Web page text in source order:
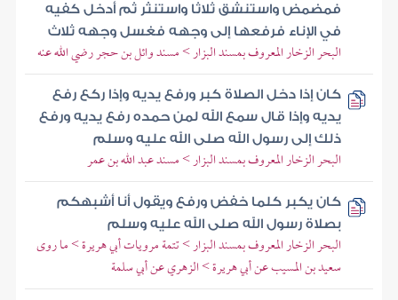
فمضمض واستنشق ثلاثا واستنثر ثم أدخل كفيه
في الإناء فرفعها إلى وجهه فغسل وجهه ثلاث
البحر الزخار المعروف بمسند البزار > مسند وائل بن حجر رضي الله عنه
كان إذا دخل الصلاة كبر ورفع يديه وإذا ركع رفع
يديه وإذا قال سمع الله لمن حمده رفع يديه ورفع
ذلك إلى رسول الله صلى الله عليه وسلم
البحر الزخار المعروف بمسند البزار > مسند عبد الله بن عمر
كان يكبر كلما خفض ورفع ويقول أنا أشبهكم
بصلاة رسول الله صلى الله عليه وسلم
البحر الزخار المعروف بمسند البزار > تتمة مرويات أبي هريرة > ما روى
سعيد بن المسيب عن أبي هريرة > الزهري عن أبي سلمة